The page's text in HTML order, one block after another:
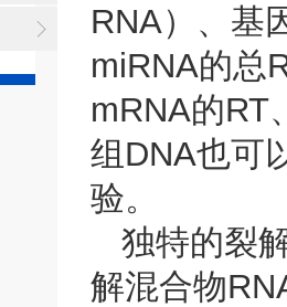
RNA）、基
miRNA的总
mRNA的RT
组DNA也可
验。
独特的裂
解混合物